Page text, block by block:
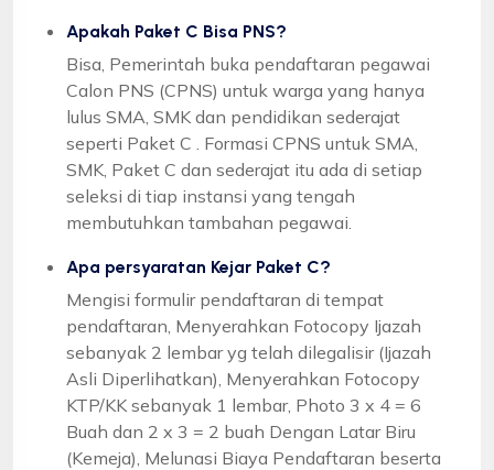
Apakah Paket C Bisa PNS?
Bisa, Pemerintah buka pendaftaran pegawai
Calon PNS (CPNS) untuk warga yang hanya
lulus SMA, SMK dan pendidikan sederajat
seperti Paket C . Formasi CPNS untuk SMA,
SMK, Paket C dan sederajat itu ada di setiap
seleksi di tiap instansi yang tengah
membutuhkan tambahan pegawai.
Apa persyaratan Kejar Paket C?
Mengisi formulir pendaftaran di tempat
pendaftaran, Menyerahkan Fotocopy Ijazah
sebanyak 2 lembar yg telah dilegalisir (Ijazah
Asli Diperlihatkan), Menyerahkan Fotocopy
KTP/KK sebanyak 1 lembar, Photo 3 x 4 = 6
Buah dan 2 x 3 = 2 buah Dengan Latar Biru
(Kemeja), Melunasi Biaya Pendaftaran beserta